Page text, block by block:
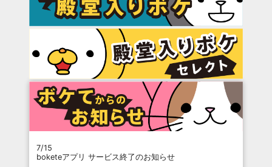
7/15
boketeアプリ サービス終了のお知らせ